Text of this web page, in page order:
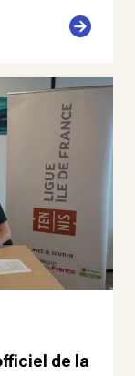
de la